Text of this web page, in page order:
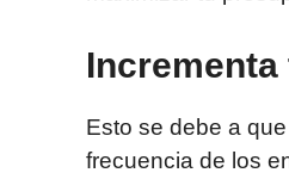
Esto se debe a
frecuencia de los